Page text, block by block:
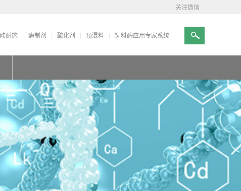
欧耐施 酶制剂 酸化剂 预混料 饲料酶应用专家系统
关注微信